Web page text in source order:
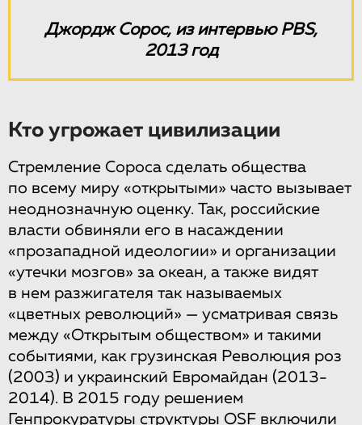
Джордж Сорос, из интервью PBS,
2013 год
Кто угрожает цивилизации
Стремление Сороса сделать общества
по всему миру «открытыми» часто вызывает
неоднозначную оценку. Так, российские
власти обвиняли его в насаждении
«прозападной идеологии» и организации
«утечки мозгов» за океан, а также видят
в нем разжигателя так называемых
«цветных революций» — усматривая связь
между «Открытым обществом» и такими
событиями, как грузинская Революция роз
(2003) и украинский Евромайдан (2013-
2014). В 2015 году решением
Генпрокуратуры структуры OSF включили